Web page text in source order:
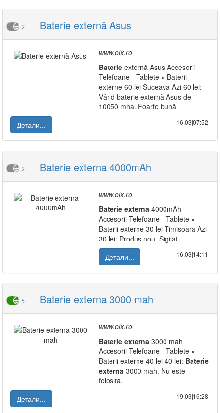
2 Baterie externă Asus
www.olx.ro
Baterie externă Asus Accesorii
Telefoane - Tablete » Baterii
externe 60 lei Suceava Azi 60 lei:
Vând baterie externă Asus de
10050 mha. Foarte bună
Детали...
16.03|07:52
2 Baterie externa 4000mAh
www.olx.ro
Baterie externa 4000mAh
Accesorii Telefoane - Tablete »
Baterii externe 30 lei Timisoara Azi
30 lei: Produs nou. Sigilat.
Детали...
16.03|14:11
5 Baterie externa 3000 mah
www.olx.ro
Baterie externa 3000 mah
Accesorii Telefoane - Tablete »
Baterii externe 40 lei 40 lei: Baterie
externa 3000 mah. Nu este
folosita.
Детали...
19.03|16:28